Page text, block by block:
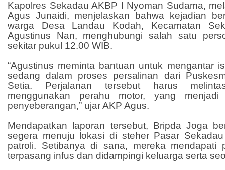
Kapolres Sekadau AKBP I Nyoman Sudama,
Agus Junaidi, menjelaskan bahwa kejadian
warga Desa Landau Kodah, Kecamatan
Agustinus Nan, menghubungi salah satu
sekitar pukul 12.00 WIB.
“Agustinus meminta bantuan untuk mengantar
sedang dalam proses persalinan dari
Setia. Perjalanan tersebut harus
menggunakan perahu motor, yang menjadi
penyeberangan,” ujar AKP Agus.
Mendapatkan laporan tersebut, Bripda Joga
segera menuju lokasi di steher Pasar
patroli. Setibanya di sana, mereka mendapati
terpasang infus dan didampingi keluarga serta